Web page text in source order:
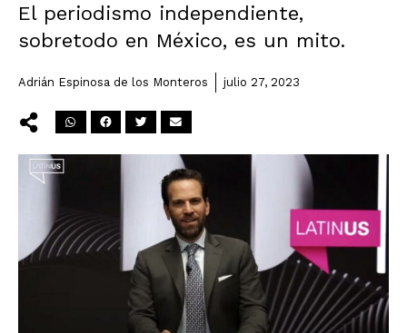
El periodismo independiente,
sobretodo en México, es un mito.
Adrián Espinosa de los Monteros julio 27, 2023